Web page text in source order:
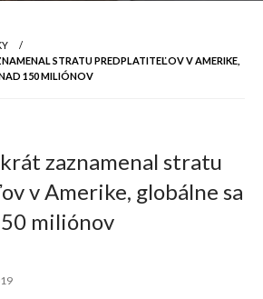
STRATU PREDPLATITEĽOV V AMERIKE,
150 MILIÓNOV
zaznamenal stratu
v Amerike, globálne sa
miliónov